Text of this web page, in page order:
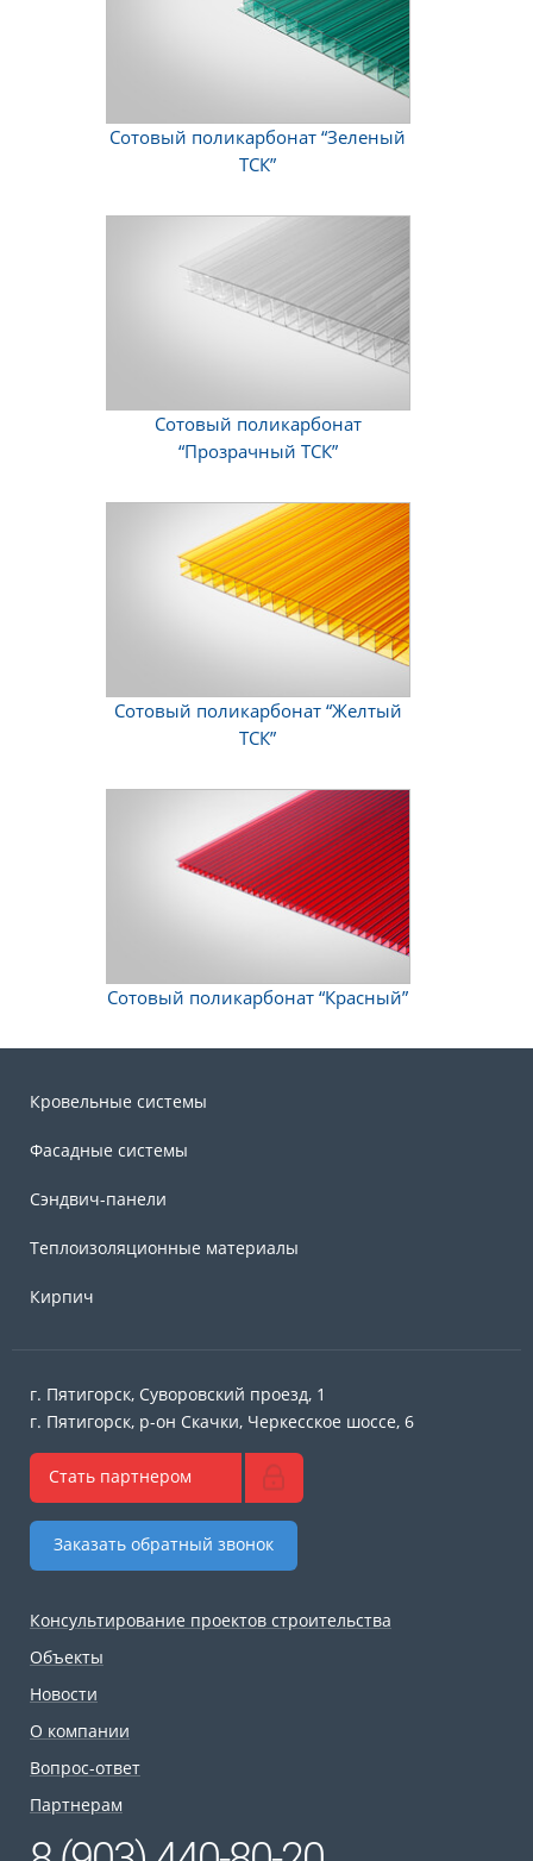
Сотовый поликарбонат “Зеленый
ТСК”
Сотовый поликарбонат
“Прозрачный ТСК”
Сотовый поликарбонат “Желтый
ТСК”
Сотовый поликарбонат “Красный”
Кровельные системы
Фасадные системы
Сэндвич-панели
Теплоизоляционные материалы
Кирпич
г. Пятигорск, Суворовский проезд, 1
г. Пятигорск, р-он Скачки, Черкесское шоссе, 6
Стать партнером
Заказать обратный звонок
Консультирование проектов строительства
Объекты
Новости
О компании
Вопрос-ответ
Партнерам